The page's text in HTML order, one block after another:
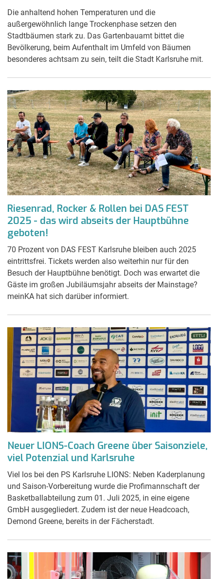
Die anhaltend hohen Temperaturen und die
außergewöhnlich lange Trockenphase setzen den
Stadtbäumen stark zu. Das Gartenbauamt bittet die
Bevölkerung, beim Aufenthalt im Umfeld von Bäumen
besonderes achtsam zu sein, teilt die Stadt Karlsruhe mit.
Riesenrad, Rocker & Rollen bei DAS FEST
2025 - das wird abseits der Hauptbühne
geboten!
70 Prozent von DAS FEST Karlsruhe bleiben auch 2025
eintrittsfrei. Tickets werden also weiterhin nur für den
Besuch der Hauptbühne benötigt. Doch was erwartet die
Gäste im großen Jubiläumsjahr abseits der Mainstage?
meinKA hat sich darüber informiert.
Neuer LIONS-Coach Greene über Saisonziele,
viel Potenzial und Karlsruhe
Viel los bei den PS Karlsruhe LIONS: Neben Kaderplanung
und Saison-Vorbereitung wurde die Profimannschaft der
Basketballabteilung zum 01. Juli 2025, in eine eigene
GmbH ausgegliedert. Zudem ist der neue Headcoach,
Demond Greene, bereits in der Fächerstadt.